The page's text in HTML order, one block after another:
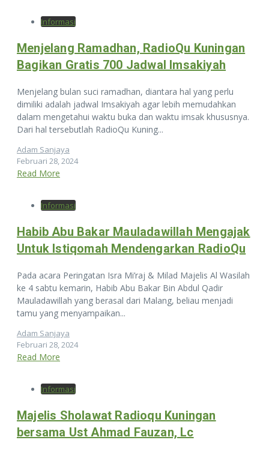
Informasi
Menjelang Ramadhan, RadioQu Kuningan
Bagikan Gratis 700 Jadwal Imsakiyah
Menjelang bulan suci ramadhan, diantara hal yang perlu
dimiliki adalah jadwal Imsakiyah agar lebih memudahkan
dalam mengetahui waktu buka dan waktu imsak khususnya.
Dari hal tersebutlah RadioQu Kuning...
Adam Sanjaya
Februari 28, 2024
Read More
Informasi
Habib Abu Bakar Mauladawillah Mengajak
Untuk Istiqomah Mendengarkan RadioQu
Pada acara Peringatan Isra Mi’raj & Milad Majelis Al Wasilah
ke 4 sabtu kemarin, Habib Abu Bakar Bin Abdul Qadir
Mauladawillah yang berasal dari Malang, beliau menjadi
tamu yang menyampaikan...
Adam Sanjaya
Februari 28, 2024
Read More
Informasi
Majelis Sholawat Radioqu Kuningan
bersama Ust Ahmad Fauzan, Lc